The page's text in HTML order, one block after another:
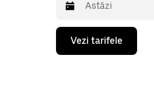
Pentru
deschide
Vezi tarifele